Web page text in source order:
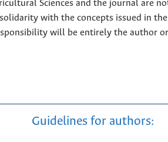
Sciences and the journal are
with the concepts issued in
will be entirely the author
Guidelines for authors: